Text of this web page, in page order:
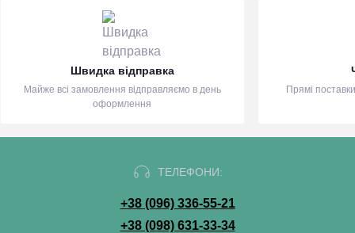
Швидка відправка
Майже всі замовлення відправляємо в день
оформлення
Прямі
ТЕЛЕФОНИ:
+38 (096) 336-55-21
+38 (098) 631-33-34